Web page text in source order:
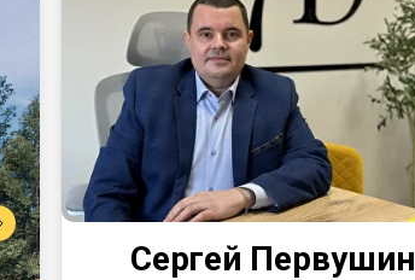
Сергей Первушин